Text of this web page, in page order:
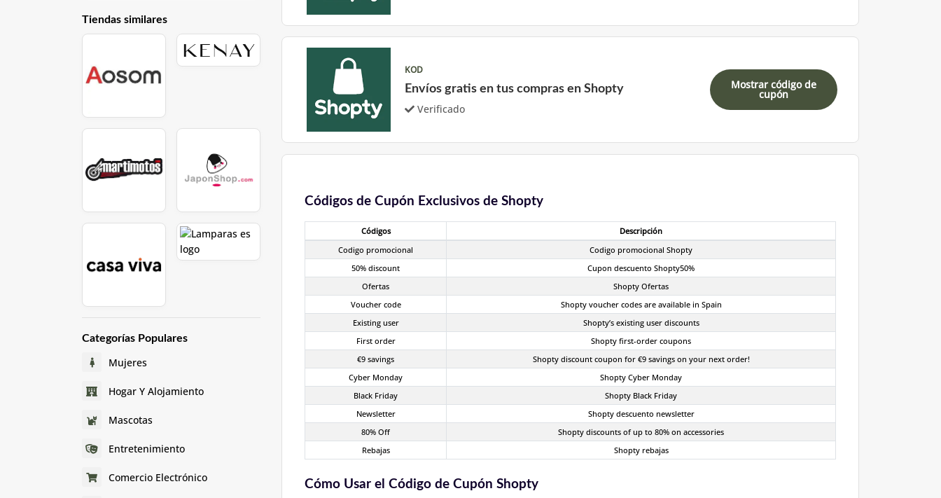
KOD
Envíos gratis en tus compras en Shopty
Verificado
Mostrar código de
cupón
Códigos de Cupón Exclusivos de Shopty
Códigos
Descripción
Codigo promocional
Codigo promocional Shopty
50% discount
Cupon descuento Shopty50%
Ofertas
Shopty Ofertas
Voucher code
Shopty voucher codes are available in Spain
Existing user
Shopty’s existing user discounts
First order
Shopty first-order coupons
€9 savings
Shopty discount coupon for €9 savings on your next order!
Cyber Monday
Shopty Cyber Monday
Black Friday
Shopty Black Friday
Newsletter
Shopty descuento newsletter
80% Off
Shopty discounts of up to 80% on accessories
Rebajas
Shopty rebajas
Cómo Usar el Código de Cupón Shopty
Tiendas similares
Categorías Populares
Mujeres
Hogar Y Alojamiento
Mascotas
Entretenimiento
Comercio Electrónico